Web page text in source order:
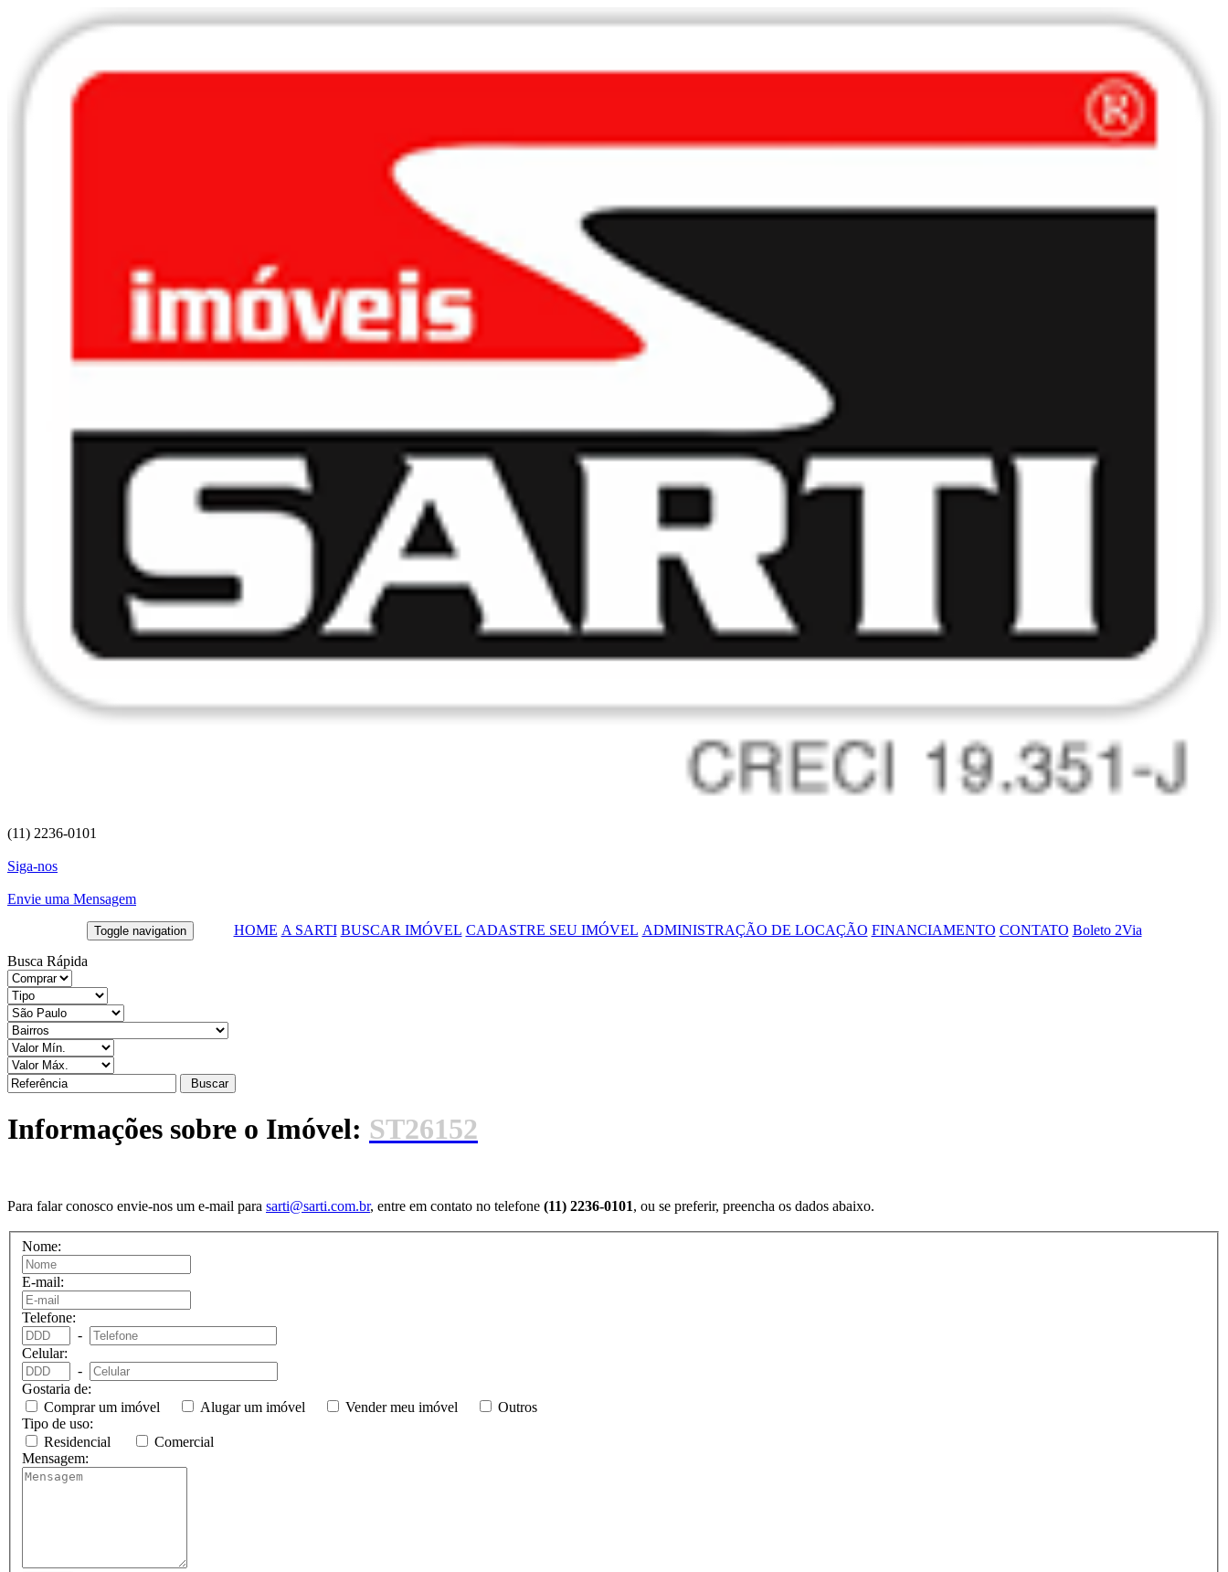
(11) 2236-0101
Siga-nos
Envie uma Mensagem
Toggle navigation HOME A SARTI BUSCAR IMÓVEL CADASTRE SEU IMÓVEL ADMINISTRAÇÃO DE LOCAÇÃO FINANCIAMENTO CONTATO Boleto 2Via
Busca Rápida
Buscar
Informações sobre o Imóvel: ST26152
Para falar conosco envie-nos um e-mail para sarti@sarti.com.br, entre em contato no telefone (11) 2236-0101, ou se preferir, preencha os dados abaixo.
Nome:
E-mail:
Telefone:
-
Celular:
-
Gostaria de:
Comprar um imóvel
Alugar um imóvel Vender meu imóvel
Outros
Tipo de uso:
Residencial
Comercial
Mensagem: